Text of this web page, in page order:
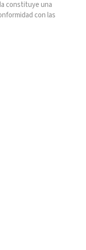
constituye una
con las